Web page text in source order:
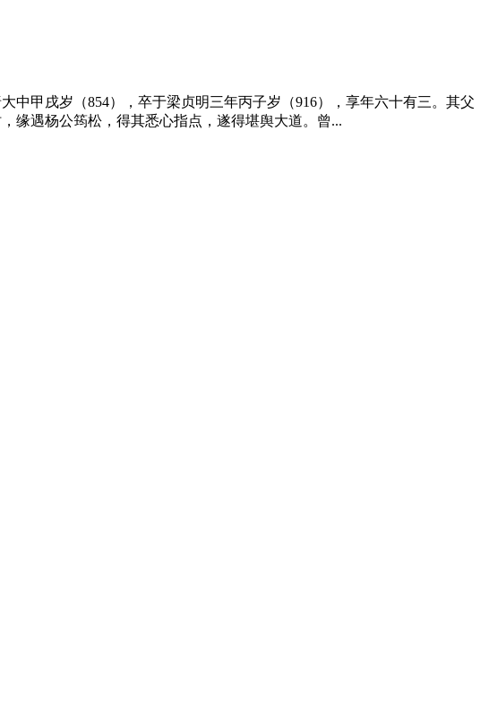
甲戌岁（854），卒于梁贞明三年丙子岁（916），享年六十有三。其父
缘遇杨公筠松，得其悉心指点，遂得堪舆大道。曾...